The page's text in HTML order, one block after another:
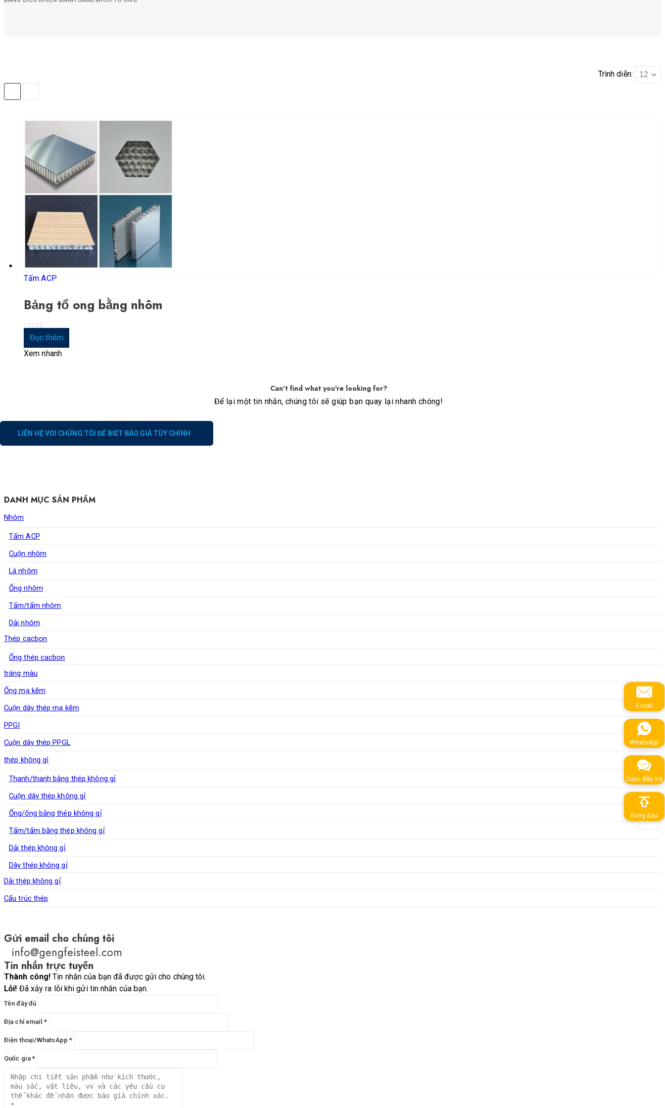
Trình diễn:
Tấm ACP
Bảng tổ ong bằng nhôm
Đọc thêm
Xem nhanh
Can't find what you're looking for?
Để lại một tin nhắn, chúng tôi sẽ giúp bạn quay lại nhanh chóng!
LIÊN HỆ VỚI CHÚNG TÔI ĐỂ BIẾT BÁO GIÁ TÙY CHỈNH
DANH MỤC SẢN PHẨM
Nhôm
Tấm ACP
Cuộn nhôm
Lá nhôm
Ống nhôm
Tấm/tấm nhôm
Dải nhôm
Thép cacbon
Ống thép cacbon
tráng màu
Ống mạ kẽm
Cuộn dây thép mạ kẽm
PPGI
Cuộn dây thép PPGL
thép không gỉ
Thanh/thanh bằng thép không gỉ
Cuộn dây thép không gỉ
Ống/ống bằng thép không gỉ
Tấm/tấm bằng thép không gỉ
Dải thép không gỉ
Dây thép không gỉ
Dải thép không gỉ
Cấu trúc thép
Gửi email cho chúng tôi
info@gengfeisteel.com
Tin nhắn trực tuyến
Thành công! Tin nhắn của bạn đã được gửi cho chúng tôi.
Lỗi! Đã xảy ra lỗi khi gửi tin nhắn của bạn.
Tên đầy đủ
Địa chỉ email *
Điện thoại/WhatsApp *
Quốc gia *
E-mail
WhatsApp
Cuộc điều tra
Đứng đầu